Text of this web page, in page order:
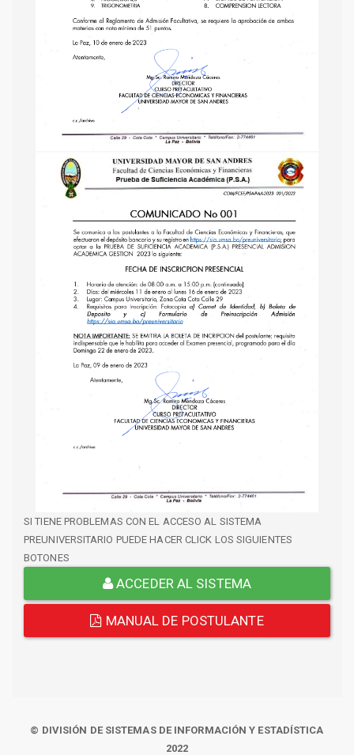
SI TIENE PROBLEMAS CON EL ACCESO AL SISTEMA
PREUNIVERSITARIO PUEDE HACER CLICK LOS SIGUIENTES
BOTONES
ACCEDER AL SISTEMA
MANUAL DE POSTULANTE
© DIVISIÓN DE SISTEMAS DE INFORMACIÓN Y ESTADÍSTICA
2022